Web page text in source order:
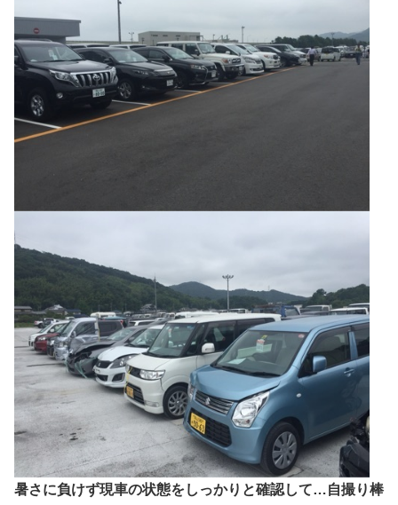
暑さに負けず現車の状態をしっかりと確認して…自撮り棒